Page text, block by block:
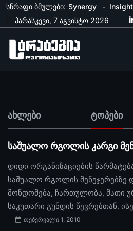
სწრაფი ბმულები: Synergy
Insight
პარასკევი, 7 აგვისტო 2026
ახლები ტოპები
საშუალო რგოლის კარგი
დიდი ორგანიზაციების
საშუალო რგოლის მენეჯერებზე
მონდომება, ჩართულობა, მათი
საკუთარი გუნდის წევრებთან,
თებერვალი 1, 2010